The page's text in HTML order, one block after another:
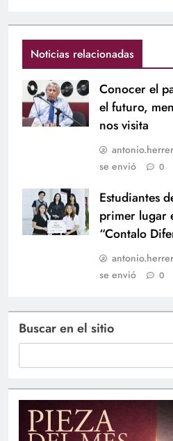
Noticias relacionadas
Conocer el
el futuro,
nos visita
se envió
0
Estudiantes
primer lugar
“Contalo
se envió
0
Buscar en el sitio